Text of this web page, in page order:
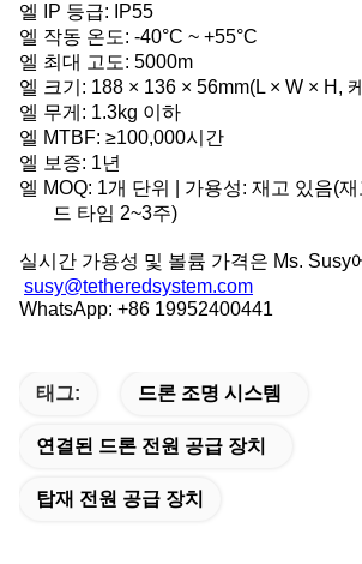
엘
IP 등급: IP55
엘 작동 온도: -40°C ~ +55°C
엘 최대 고도: 5000m
엘 크기: 188 × 136 × 56mm(L × W × H,
엘 무게: 1.3kg 이하
엘 MTBF: ≥100,000시간
엘 보증: 1년
엘 MOQ: 1개 단위 | 가용성: 재고 있음(
드 타임 2~3주)
실시간 가용성 및 볼륨 가격은 Ms. Susy
susy@tetheredsystem.com
WhatsApp: +86 19952400441
태그: 드론 조명 시스템
연결된 드론 전원 공급 장치
탑재 전원 공급 장치